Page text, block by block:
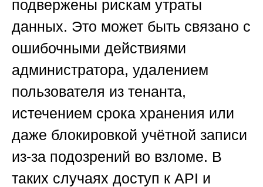
подвержены рискам утраты
данных. Это может быть связано с
ошибочными действиями
администратора, удалением
пользователя из тенанта,
истечением срока хранения или
даже блокировкой учётной записи
из-за подозрений во взломе. В
таких случаях доступ к API и